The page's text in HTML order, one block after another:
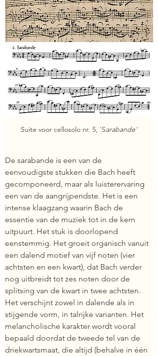
Suite voor cellosolo nr. 5, 'Sarabande'
De sarabande is een van de
eenvoudigste stukken die Bach heeft
gecomponeerd, maar als luisterervaring
een van de aangrijpendste. Het is een
intense klaagzang waarin Bach de
essentie van de muziek tot in de kern
uitpuurt. Het stuk is doorlopend
eenstemmig. Het groeit organisch vanuit
een dalend motief van vijf noten (vier
achtsten en een kwart), dat Bach verder
nog uitbreidt tot zes noten door de
splitsing van de kwart in twee achtsten.
Het verschijnt zowel in dalende als in
stijgende vorm, in talrijke varianten. Het
melancholische karakter wordt vooral
bepaald doordat de tweede tel van de
driekwartsmaat, die altijd (behalve in één